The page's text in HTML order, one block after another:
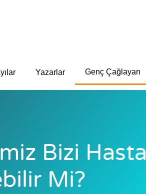
Yazarlar Genç Çağlayan
Bizi Hasta
Mi?